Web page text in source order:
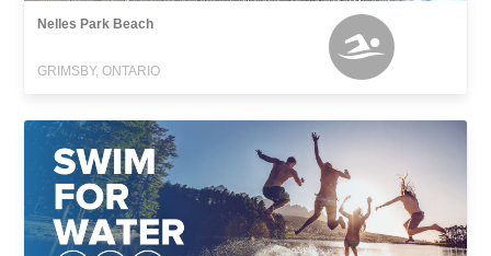
Nelles Park Beach
GRIMSBY, ONTARIO